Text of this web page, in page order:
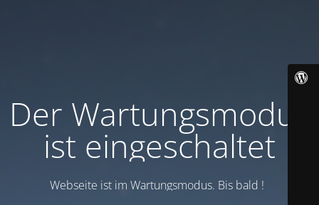
Der Wartungsmodus
ist eingeschaltet
Webseite ist im Wartungsmodus. Bis bald !